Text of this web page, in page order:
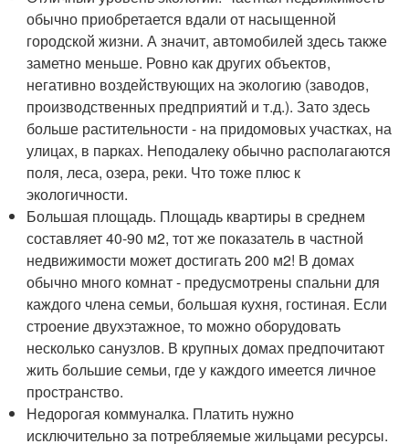
обычно приобретается вдали от насыщенной
городской жизни. А значит, автомобилей здесь также
заметно меньше. Ровно как других объектов,
негативно воздействующих на экологию (заводов,
производственных предприятий и т.д.). Зато здесь
больше растительности - на придомовых участках, на
улицах, в парках. Неподалеку обычно располагаются
поля, леса, озера, реки. Что тоже плюс к
экологичности.
Большая площадь. Площадь квартиры в среднем
составляет 40-90 м2, тот же показатель в частной
недвижимости может достигать 200 м2! В домах
обычно много комнат - предусмотрены спальни для
каждого члена семьи, большая кухня, гостиная. Если
строение двухэтажное, то можно оборудовать
несколько санузлов. В крупных домах предпочитают
жить большие семьи, где у каждого имеется личное
пространство.
Недорогая коммуналка. Платить нужно
исключительно за потребляемые жильцами ресурсы.